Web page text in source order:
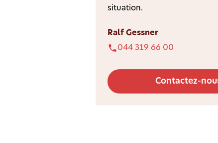
situation.
Ralf Gessner
044 319 66 00
Contactez-